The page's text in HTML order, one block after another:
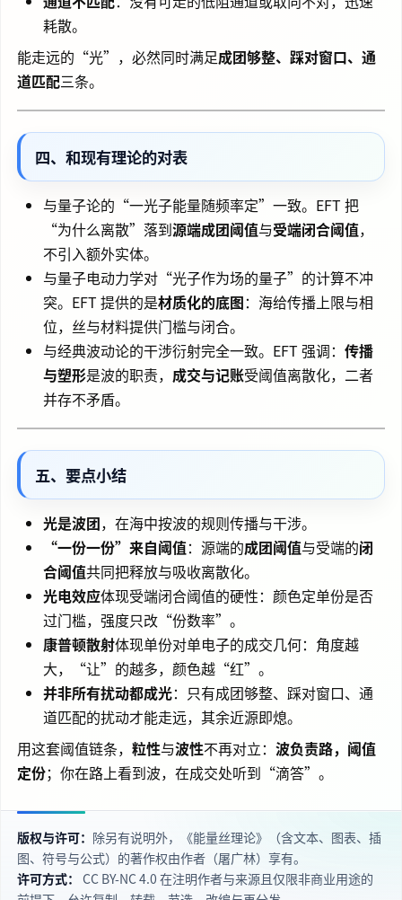
耗散。
能走远的“光”，必然同时满足成团够整、踩对窗口、通
道匹配三条。
四、和现有理论的对表
与量子论的“一光子能量随频率定”一致。EFT 把
“为什么离散”落到源端成团阈值与受端闭合阈值，
不引入额外实体。
与量子电动力学对“光子作为场的量子”的计算不冲
突。EFT 提供的是材质化的底图：海给传播上限与相
位，丝与材料提供门槛与闭合。
与经典波动论的干涉衍射完全一致。EFT 强调：传播
与塑形是波的职责， 成交与记账受阈值离散化，二者
并存不矛盾。
五、要点小结
光是波团，在海中按波的规则传播与干涉。
“一份一份”来自阈值：源端的成团阈值与受端的闭
合阈值共同把释放与吸收离散化。
光电效应体现受端闭合阈值的硬性：颜色定单份是否
过门槛，强度只改“份数率”。
康普顿散射体现单份对单电子的成交几何：角度越
大，“让”的越多，颜色越“红”。
并非所有扰动都成光：只有成团够整、踩对窗口、通
道匹配的扰动才能走远，其余近源即熄。
用这套阈值链条， 粒性与波性不再对立： 波负责路，阈值
定份；你在路上看到波，在成交处听到“滴答”。
版权与许可： 除另有说明外，《能量丝理论》（含文本、图表、插
图、符号与公式）的著作权由作者（屠广林）享有。
许可方式： CC BY‑NC 4.0 在注明作者与来源且仅限非商业用途的